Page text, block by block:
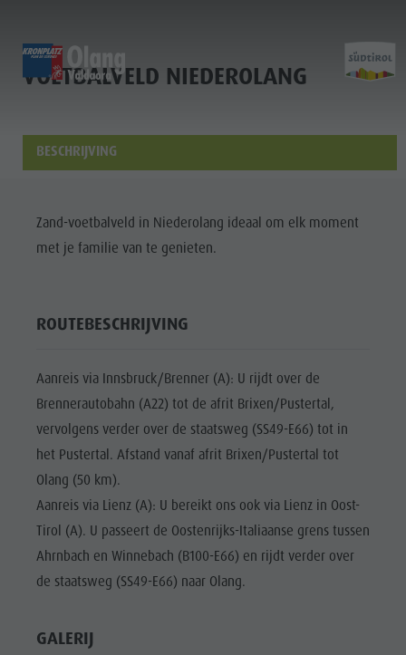
HOME HOME HOME
Home
Lust auf
Abenteuer
Entdecken
Aktivitäten
Lust auf Abenteuer
Scoprire
Attività
Voglia di avventura
Experience
Sports & Activities
Spirit of Adventure
VOETBALVELD NIEDEROLANG
BESCHRIJVING
Zand-voetbalveld in Niederolang ideaal om elk moment
met je familie van te genieten.
ROUTEBESCHRIJVING
Aanreis via Innsbruck/Brenner (A): U rijdt over de
Brennerautobahn (A22) tot de afrit Brixen/Pustertal,
vervolgens verder over de staatsweg (SS49-E66) tot in
het Pustertal. Afstand vanaf afrit Brixen/Pustertal tot
Olang (50 km).
Aanreis via Lienz (A): U bereikt ons ook via Lienz in Oost-
Tirol (A). U passeert de Oostenrijks-Italiaanse grens tussen
Ahrnbach en Winnebach (B100-E66) en rijdt verder over
de staatsweg (SS49-E66) naar Olang.
GALERIJ